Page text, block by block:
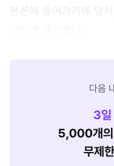
본론에 들어가기에 앞
다음
3
5,000개의
무제